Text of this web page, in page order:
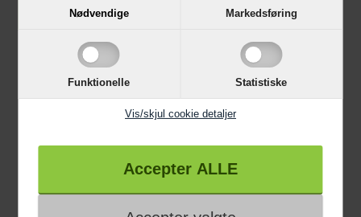
Nødvendige Markedsføring
Funktionelle Statistiske
Vis/skjul cookie detaljer
LÆG I KURV LÆG I KURV